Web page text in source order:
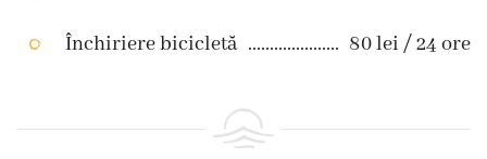
Închiriere bicicletă 80 lei / 24 ore